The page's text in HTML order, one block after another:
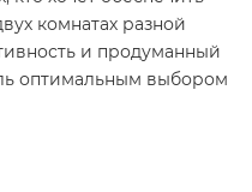
комнатах разной
и продуманный
оптимальным выбором